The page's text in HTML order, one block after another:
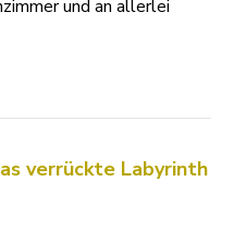
und an allerlei
verrückte Labyrinth